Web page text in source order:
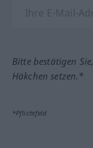
Bitte bestätigen
Häkchen setzen.*
*Pflichtfeld